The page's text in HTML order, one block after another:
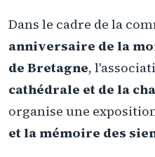
Dans le cadre de la
anniversaire de la
de Bretagne,
cathédrale et de la
organise une
et la mémoire des